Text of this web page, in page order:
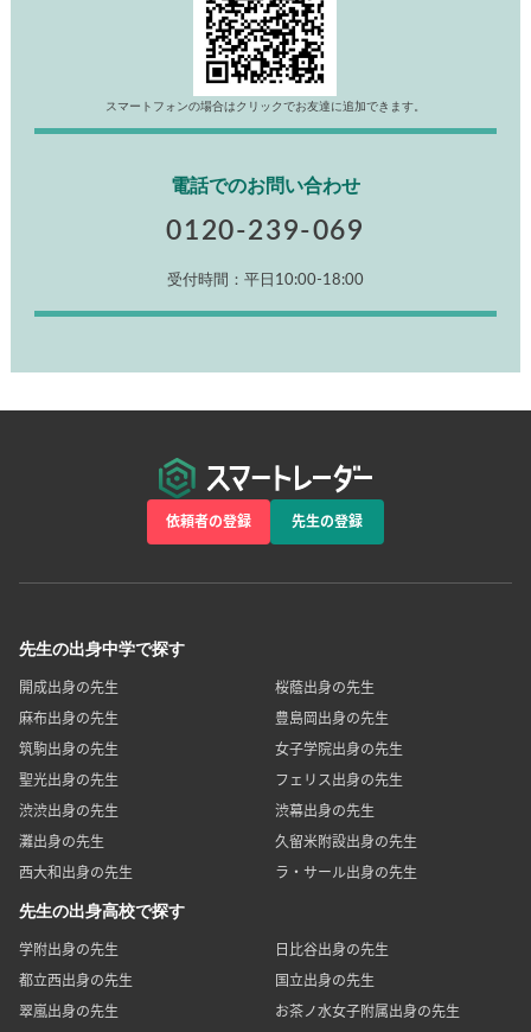
スマートフォンの場合はクリックでお友達に追加できます。
電話でのお問い合わせ
0120-239-069
受付時間：平日10:00-18:00
依頼者の登録 先生の登録
先生の出身中学で探す
開成出身の先生
桜蔭出身の先生
麻布出身の先生
豊島岡出身の先生
筑駒出身の先生
女子学院出身の先生
聖光出身の先生
フェリス出身の先生
渋渋出身の先生
渋幕出身の先生
灘出身の先生
久留米附設出身の先生
西大和出身の先生
ラ・サール出身の先生
先生の出身高校で探す
学附出身の先生
日比谷出身の先生
都立西出身の先生
国立出身の先生
翠嵐出身の先生
お茶ノ水女子附属出身の先生